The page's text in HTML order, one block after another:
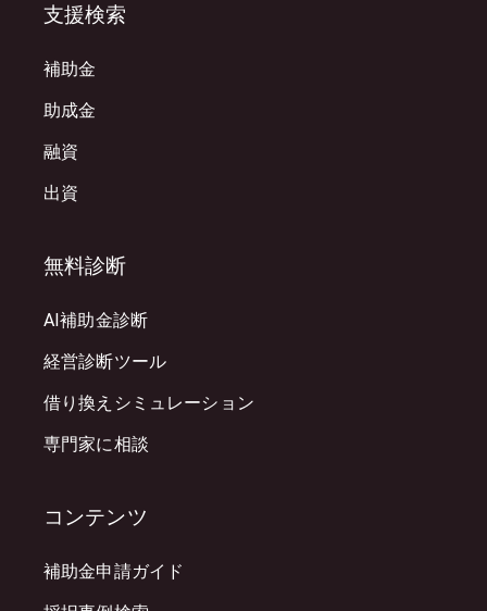
支援検索
補助金
助成金
融資
出資
無料診断
AI補助金診断
経営診断ツール
借り換えシミュレーション
専門家に相談
コンテンツ
補助金申請ガイド